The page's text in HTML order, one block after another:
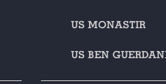
US MONASTIR
US BEN